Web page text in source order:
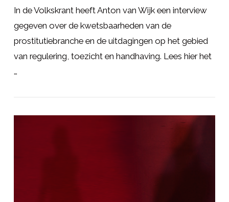
In de Volkskrant heeft Anton van Wijk een interview
gegeven over de kwetsbaarheden van de
prostitutiebranche en de uitdagingen op het gebied
van regulering, toezicht en handhaving. Lees hier het
…